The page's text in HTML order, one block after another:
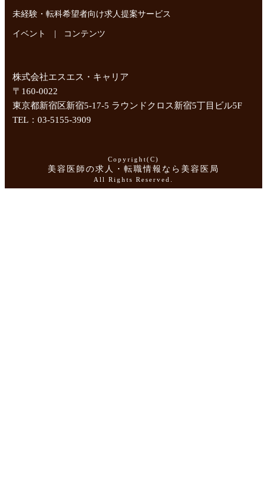
未経験・転科希望者向け求人提案サービス
イベント | コンテンツ
株式会社エスエス・キャリア
〒160-0022
東京都新宿区新宿5-17-5 ラウンドクロス新宿5丁目ビル5F
TEL：03-5155-3909
Copyright(C)
美容医師の求人・転職情報なら美容医局
All Rights Reserved.